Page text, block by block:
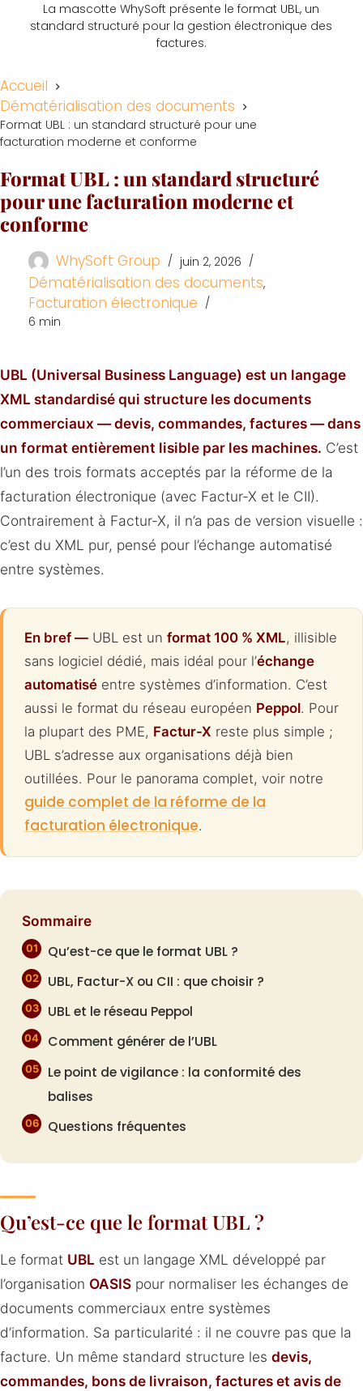
La mascotte WhySoft présente le format UBL, un
standard structuré pour la gestion électronique des
factures.
Accueil
Dématérialisation des documents
Format UBL : un standard structuré pour une
facturation moderne et conforme
Format UBL : un standard structuré
pour une facturation moderne et
conforme
WhySoft Group juin 2, 2026
Dématérialisation des documents,
Facturation électronique
6 min
UBL (Universal Business Language) est un langage
XML standardisé qui structure les documents
commerciaux — devis, commandes, factures — dans
un format entièrement lisible par les machines. C’est
l’un des trois formats acceptés par la réforme de la
facturation électronique (avec Factur-X et le CII).
Contrairement à Factur-X, il n’a pas de version visuelle :
c’est du XML pur, pensé pour l’échange automatisé
entre systèmes.
En bref —UBL est un format 100 % XML, illisible
sans logiciel dédié, mais idéal pour l’échange
automatiséentre systèmes d’information. C’est
aussi le format du réseau européen Peppol. Pour
la plupart des PME, Factur-X reste plus simple ;
UBL s’adresse aux organisations déjà bien
outillées. Pour le panorama complet, voir notre
guide complet de la réforme de la
facturation électronique.
Sommaire
Qu’est-ce que le format UBL ?
UBL, Factur-X ou CII : que choisir ?
UBL et le réseau Peppol
Comment générer de l’UBL
Le point de vigilance : la conformité des
balises
Questions fréquentes
Qu’est-ce que le format UBL ?
Le format UBL est un langage XML développé par
l’organisation OASIS pour normaliser les échanges de
documents commerciaux entre systèmes
d’information. Sa particularité : il ne couvre pas que la
facture. Un même standard structure les devis,
commandes, bons de livraison, factures et avis de